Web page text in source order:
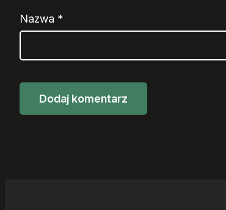
Nazwa *